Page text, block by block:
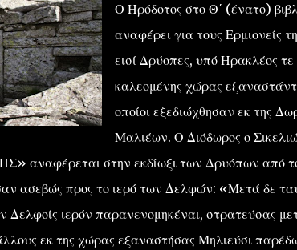
Ο Ηρόδοτος στο Θ΄ (ένατο)
αναφέρει για τους Ερμιονείς
εισί Δρύοπες, υπό Ηρακλέος
καλεομένης χώρας
οποίοι εξεδιώχθησαν εκ της
Μαλιέων. Ο Διόδωρος ο
αναφέρεται στην εκδίωξι των Δρυόπων από
ασεβώς προς το ιερό των Δελφών: «Μετά δε
Δελφοίς ιερόν παρανενομηκέναι, στρατεύσας
εκ της χώρας εξαναστήσας Μηλιεύσι